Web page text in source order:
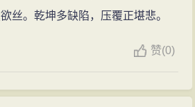
丝。乾坤多缺陷，压覆正堪悲。
赞(0)